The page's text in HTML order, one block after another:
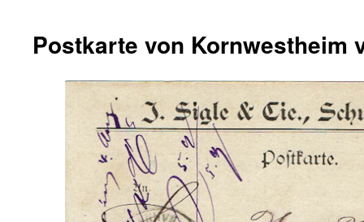
Postkarte von Kornwestheim